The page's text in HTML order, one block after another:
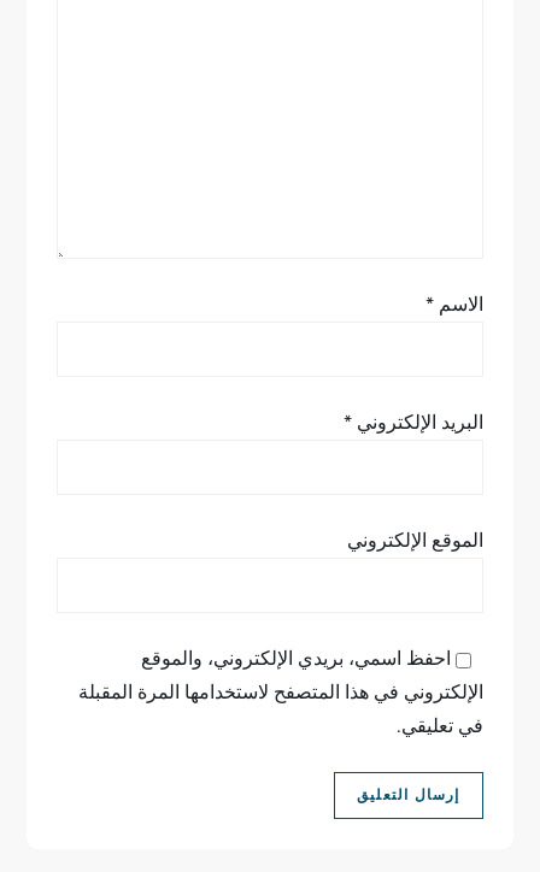
الاسم*
البريد الإلكتروني*
الموقع الإلكتروني
احفظ اسمي، بريدي الإلكتروني، والموقع
الإلكتروني في هذا المتصفح لاستخدامها المرة المقبلة
في تعليقي.